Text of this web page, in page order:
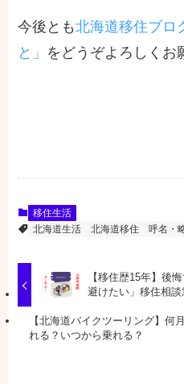
今後とも北海道移住ブロ
と」 をどうぞよろしくお
移住生活
北海道生活
北海道移住 呼名・
【移住歴15年】後
避けたい」移住相談
【北海道バイクツーリング】何
れる？いつから乗れる？